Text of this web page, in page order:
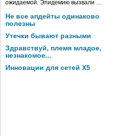
ожидаемой. Эпидемию вызвали …
Не все апдейты одинаково
полезны
Утечки бывают разными
Здравствуй, племя младое,
незнакомое...
Инновации для сетей X5